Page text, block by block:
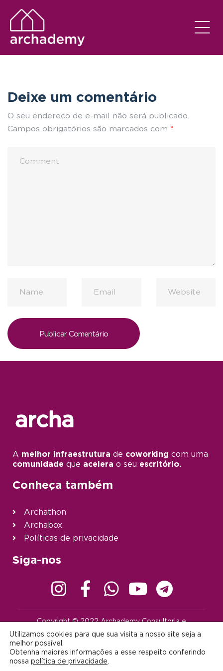
Deixe um comentário
O seu endereço de e-mail não será publicado.
Campos obrigatórios são marcados com *
A melhor infraestrutura de coworking com uma
comunidade que acelera o seu escritório.
Conheça também
Archathon
Archabox
Políticas de privacidade
Siga-nos
Copyright © 2022 Archademy Consultoria e
reservados |contato@archademy.com.br |
Desenvolvido por:
Utilizamos cookies para que sua visita a nosso site seja a
melhor possível.
Obtenha maiores informações a esse respeito conferindo
nossa política de privacidade